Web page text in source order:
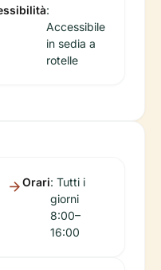
:
Accessibile
in sedia a
rotelle
Orari: Tutti i
giorni
8:00–
16:00